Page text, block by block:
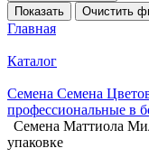
Показать
Очистить
Главная
Каталог
Семена Семена
профессиональные в
Семена Маттиола
упаковке